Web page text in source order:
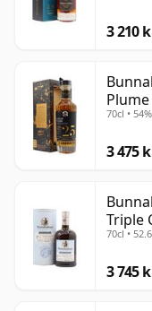
3 210
70cl • 54%
3 475
Triple
70cl •
3 745